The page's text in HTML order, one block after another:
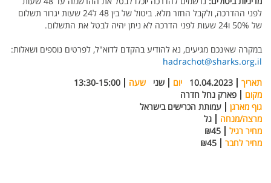
לפני ההדרכה, ולקבל החזר מלא. ביטול של בין 48 ל24 שעות יגרור תשלום
של 50% ו24 שעות לפני הדרכה לא ניתן יהיה לבטל את התשלום.
במקרה שאינכם מגיעים, נא להודיע בהקדם לדוא"ל, לפרטים נוספים ושאלות:
hadrachot@sharks.org.il
תאריך
10.04.2023 יום שני שעה
13:30-15:00
מקום
פארק נחל חדרה
גוף מארגן
עמותת הכרישים בישראל
מרצה/מנחה
גל
מחיר רגיל
₪45
מחיר לחבר
₪45